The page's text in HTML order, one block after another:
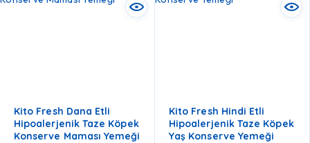
Kito Fresh Dana Etli
Hipoalerjenik Taze Köpek
Konserve Maması Yemeği
Kito Fresh Hindi Etli
Hipoalerjenik Taze Köpek
Yaş Konserve Yemeği